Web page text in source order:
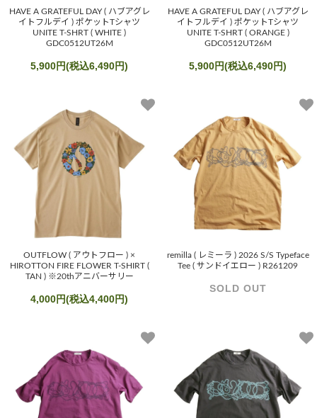
HAVE A GRATEFUL DAY ( ハブアグレ
イトフルデイ ) ポケットTシャツ
UNITE T-SHRT ( WHITE )
GDC0512UT26M
5,900円(税込6,490円)
HAVE A GRATEFUL DAY ( ハブアグレ
イトフルデイ ) ポケットTシャツ
UNITE T-SHRT ( ORANGE )
GDC0512UT26M
5,900円(税込6,490円)
OUTFLOW ( アウトフロー ) ×
HIROTTON FIRE FLOWER T-SHIRT (
TAN ) ※20thアニバーサリー
4,000円(税込4,400円)
remilla ( レミーラ ) 2026 S/S Typeface
Tee ( サンドイエロー ) R261209
SOLD OUT